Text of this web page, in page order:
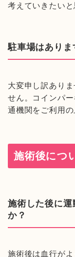
考えていきたいと
駐車場はありま
大変申し訳あり
せん。コインパ
通機関をご利用の
施術後につ
施術した後に
か？
施術後は血行が